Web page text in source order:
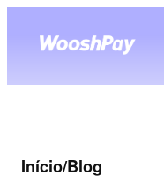
Início/Blog